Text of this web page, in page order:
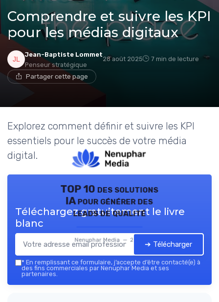
Comprendre et suivre les KPI
pour les médias digitaux
Jean-Baptiste Lommet
Penseur stratégique
28 août 2025 7 min de lecture
Partager cette page
Explorez comment définir et suivre les KPI
essentiels pour le succès de votre média
digital.
TOP 10 des solutions
IA pour générer des
leads de qualité
Nenuphar Media — 2026
Téléchargez gratuitement le livre
blanc
➔ Télécharger
* En remplissant ce formulaire, j’accepte d’être contacté(e) à
des fins commerciales par Nenuphar Media et ses
partenaires.